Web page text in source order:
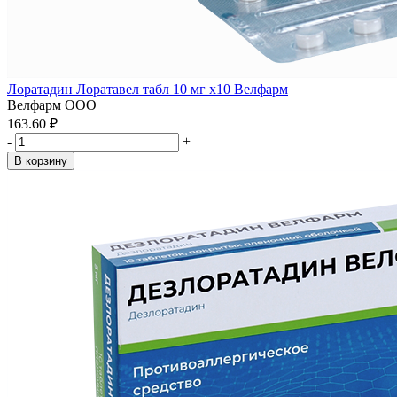
Лоратадин Лоратавел табл 10 мг x10 Велфарм
Велфарм ООО
163.60 ₽
-
+
В корзину